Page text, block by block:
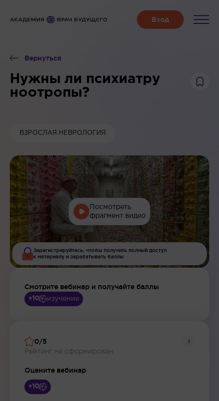
Вернуться
Нужны ли психиатру
ноотропы?
ВЗРОСЛАЯ НЕВРОЛОГИЯ
Посмотреть
фрагмент видео
Зарегистрируйтесь, чтобы получить полный доступ
к материалу и зарабатывать баллы
Смотрите вебинар и получайте баллы
+10 изучение
0/5
Рейтинг не сформирован
i
Оцените вебинар
+10